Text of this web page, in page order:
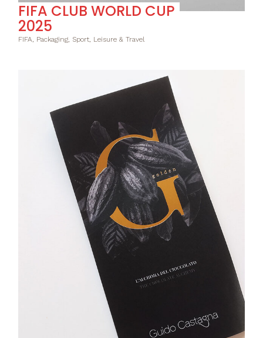
FIFA CLUB WORLD CUP
2025
FIFA, Packaging, Sport, Leisure & Travel